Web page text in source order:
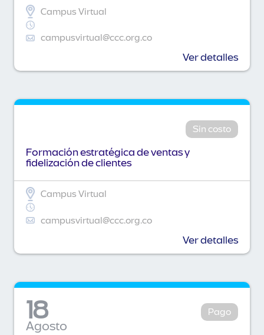
Campus Virtual
campusvirtual@ccc.org.co
Ver detalles
Sin costo
Formación estratégica de ventas y
fidelización de clientes
Campus Virtual
campusvirtual@ccc.org.co
Ver detalles
18
Agosto
Pago